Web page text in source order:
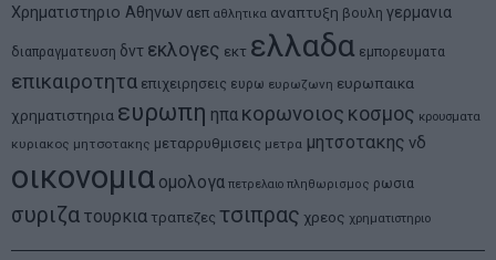
Χρηματιστηριο Αθηνων αεπ αθλητικα αναπτυξη βουλη γερμανια
διαπραγματευση δντ εκλογες εκτ ελλαδα εμπορευματα
επικαιροτητα επιχειρησεις ευρω ευρωζωνη ευρωπαικα
χρηματιστηρια ευρωπη ηπα κορωνοιος κοσμος κρουσματα
κυριακος μητσοτακης μεταρρυθμισεις μετρα μητσοτακης νδ
οικονομια ομολογα πετρελαιο πληθωρισμος ρωσια
συριζα τουρκια τραπεζες τσιπρας χρεος χρηματιστηριο